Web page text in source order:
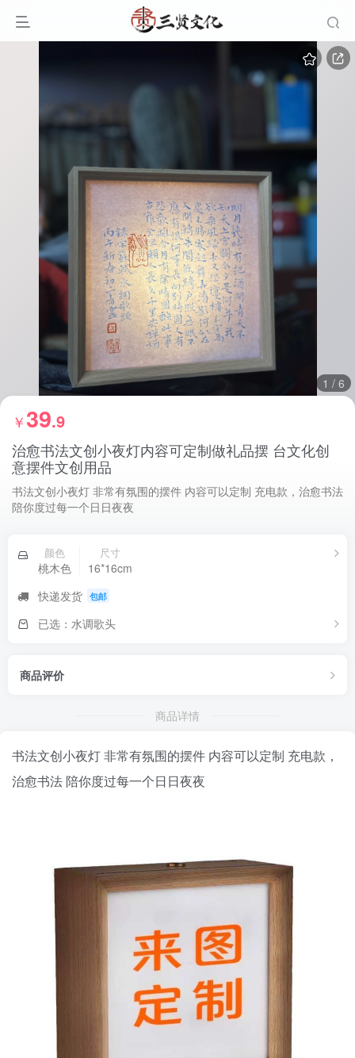
1 / 6
治愈书法文创小夜灯内容可定制做礼品摆 台文化创
意摆件文创用品
书法文创小夜灯 非常有氛围的摆件 内容可以定制 充电款，治愈书法
陪你度过每一个日日夜夜
￥39.9
颜色
桃木色
尺寸
16*16cm
快递发货 包邮
已选：水调歌头
商品评价
商品详情
书法文创小夜灯 非常有氛围的摆件 内容可以定制 充电款，
治愈书法 陪你度过每一个日日夜夜